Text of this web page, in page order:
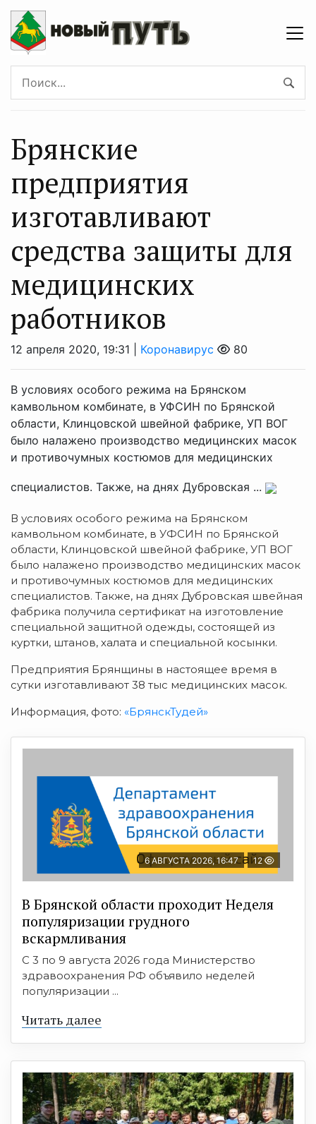
Брянские
предприятия
изготавливают
средства защиты для
медицинских
работников
12 апреля 2020, 19:31 | Коронавирус 80
В условиях особого режима на Брянском
камвольном комбинате, в УФСИН по Брянской
области, Клинцовской швейной фабрике, УП ВОГ
было налажено производство медицинских масок
и противочумных костюмов для медицинских
специалистов. Также, на днях Дубровская ...
В условиях особого режима на Брянском
камвольном комбинате, в УФСИН по Брянской
области, Клинцовской швейной фабрике, УП ВОГ
было налажено производство медицинских масок
и противочумных костюмов для медицинских
специалистов. Также, на днях Дубровская швейная
фабрика получила сертификат на изготовление
специальной защитной одежды, состоящей из
куртки, штанов, халата и специальной косынки.
Предприятия Брянщины в настоящее время в
сутки изготавливают 38 тыс медицинских масок.
Информация, фото: «БрянскТудей»
6 АВГУСТА 2026, 16:47 12
В Брянской области проходит Неделя
популяризации грудного
вскармливания
С 3 по 9 августа 2026 года Министерство
здравоохранения РФ объявило неделей
популяризации ...
Читать далее